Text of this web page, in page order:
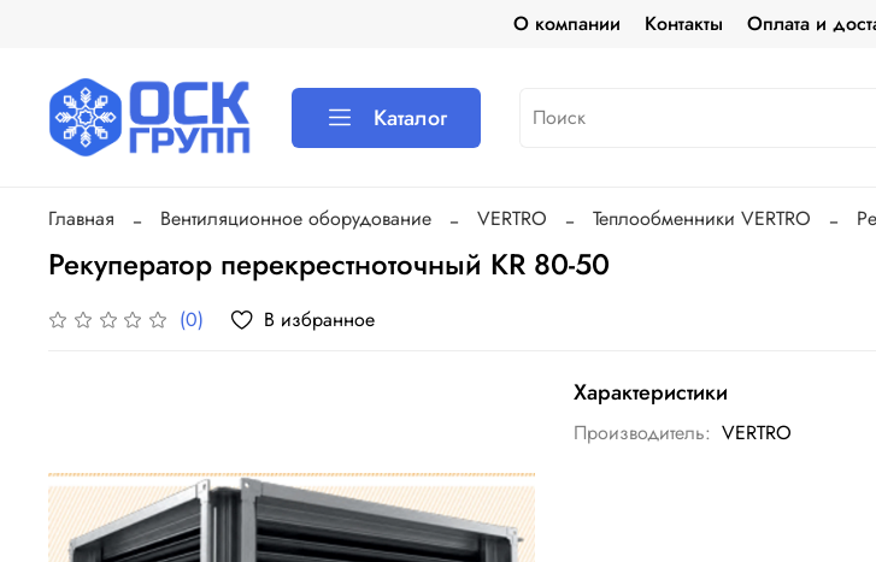
О компании Контакты Оплата и
Каталог
Главная Вентиляционное оборудование VERTRO Теплообменники VERTRO
Рекуператор перекрестноточный KR 80-50
(0) В избранное
Характеристики
Производитель: VERTRO